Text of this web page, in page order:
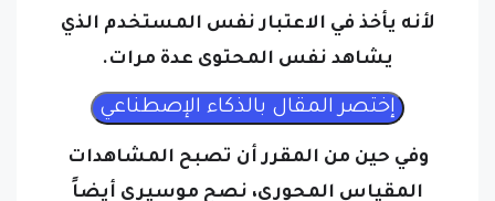
لأنه يأخذ في الاعتبار نفس المستخدم الذي
يشاهد نفس المحتوى عدة مرات.
وفي حين من المقرر أن تصبح المشاهدات
المقياس المحوري، نصح موسيري أيضاً